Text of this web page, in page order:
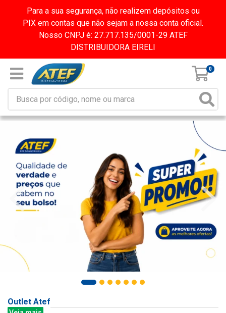
Para a sua segurança, não realizem depósitos ou
PIX em contas que não sejam a nossa conta oficial.
Nosso CNPJ é: 27.717.135/0001-29 ATEF
DISTRIBUIDORA EIRELI
0
Outlet Atef